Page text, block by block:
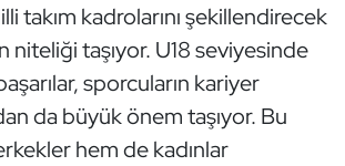
takım kadrolarını şekillendirecek
niteliği taşıyor. U18 seviyesinde
sporcuların kariyer
da büyük önem taşıyor. Bu
hem de kadınlar